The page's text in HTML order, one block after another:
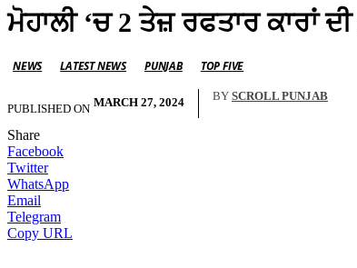
ਮੋਹਾਲੀ ‘ਚ 2 ਤੇਜ਼ ਰਫਤਾਰ ਕਾਰਾਂ
NEWS LATEST NEWS PUNJAB TOP FIVE
PUBLISHED ON MARCH 27, 2024 BY SCROLL PUNJAB
Share
Facebook
Twitter
WhatsApp
Email
Telegram
Copy URL